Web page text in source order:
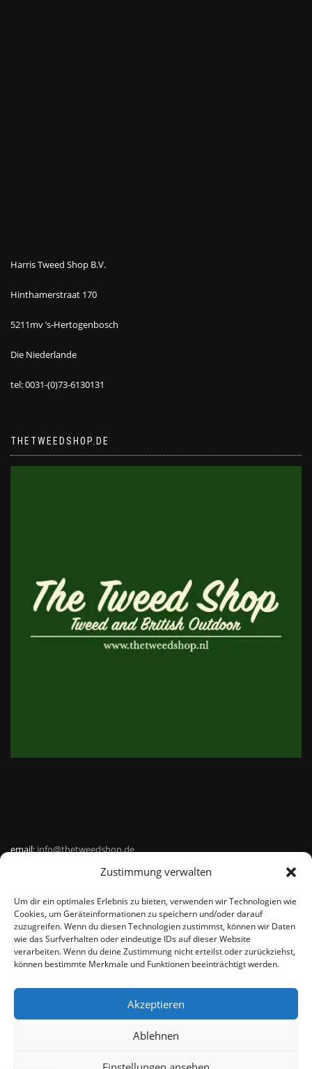
Zustimmung verwalten
Um dir ein optimales Erlebnis zu bieten, verwenden wir Technologien wie
Cookies, um Geräteinformationen zu speichern und/oder darauf
zuzugreifen. Wenn du diesen Technologien zustimmst, können wir Daten
wie das Surfverhalten oder eindeutige IDs auf dieser Website
verarbeiten. Wenn du deine Zustimmung nicht erteilst oder zurückziehst,
können bestimmte Merkmale und Funktionen beeinträchtigt werden.
Akzeptieren
Ablehnen
Harris Tweed Shop B.V.
Hinthamerstraat 170
5211mv ’s-Hertogenbosch
Die Niederlande
tel: 0031-(0)73-6130131
THETWEEDSHOP.DE
email:info@thetweedshop.de
Kvk Nummer: 88959732
MWSnr: NL864836247B01
© THEMEISLE, ALL RIGHTS RESERVED